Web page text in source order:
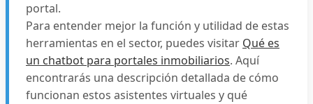
portal.
Para entender mejor la función y utilidad de estas
herramientas en el sector, puedes visitar Qué es
un chatbot para portales inmobiliarios. Aquí
encontrarás una descripción detallada de cómo
funcionan estos asistentes virtuales y qué